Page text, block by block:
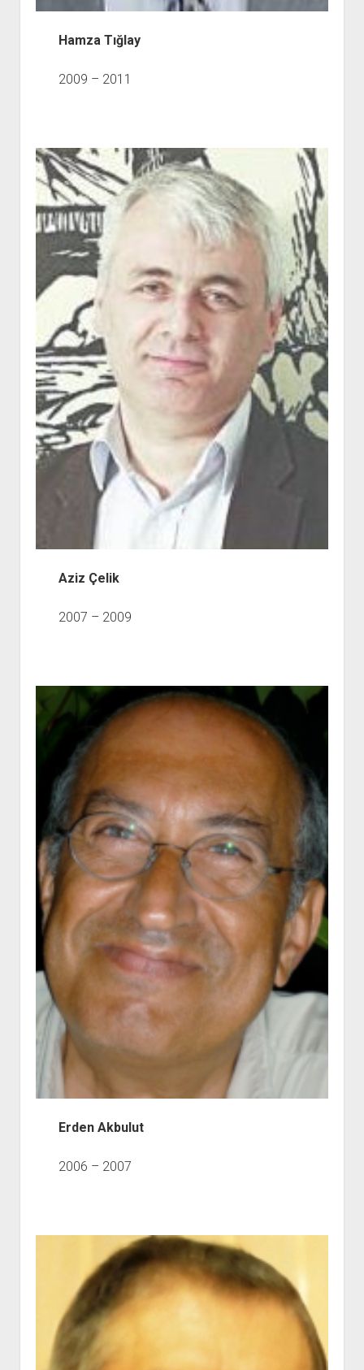
Hamza Tığlay
2009 – 2011
Aziz Çelik
2007 – 2009
Erden Akbulut
2006 – 2007